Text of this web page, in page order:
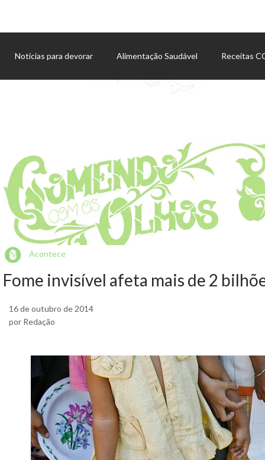
Notícias para devorar Alimentação Saudável Receitas
Acontece
Fome invisível afeta mais de 2
16 de outubro de 2014
por Redação